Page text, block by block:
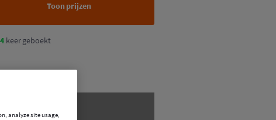
Toon prijzen
keer geboekt
analyze site usage,